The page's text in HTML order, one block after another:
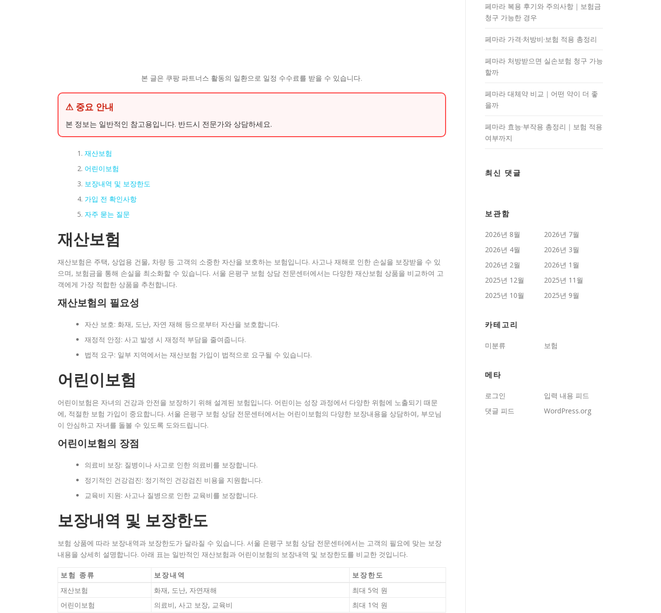
본 글은 쿠팡 파트너스 활동의 일환으로 일정 수수료를 받을 수 있습니다.
⚠ 중요 안내
본 정보는 일반적인 참고용입니다. 반드시 전문가와 상담하세요.
재산보험
어린이보험
보장내역 및 보장한도
가입 전 확인사항
자주 묻는 질문
재산보험
재산보험은 주택, 상업용 건물, 차량 등 고객의 소중한 자산을 보호하는 보험입니다. 사고나 재해로 인한 손실을 보장받을 수 있
으며, 보험금을 통해 손실을 최소화할 수 있습니다. 서울 은평구 보험 상담 전문센터에서는 다양한 재산보험 상품을 비교하여 고
객에게 가장 적합한 상품을 추천합니다.
재산보험의 필요성
자산 보호: 화재, 도난, 자연 재해 등으로부터 자산을 보호합니다.
재정적 안정: 사고 발생 시 재정적 부담을 줄여줍니다.
법적 요구: 일부 지역에서는 재산보험 가입이 법적으로 요구될 수 있습니다.
어린이보험
어린이보험은 자녀의 건강과 안전을 보장하기 위해 설계된 보험입니다. 어린이는 성장 과정에서 다양한 위험에 노출되기 때문
에, 적절한 보험 가입이 중요합니다. 서울 은평구 보험 상담 전문센터에서는 어린이보험의 다양한 보장내용을 상담하여, 부모님
이 안심하고 자녀를 돌볼 수 있도록 도와드립니다.
어린이보험의 장점
의료비 보장: 질병이나 사고로 인한 의료비를 보장합니다.
정기적인 건강검진: 정기적인 건강검진 비용을 지원합니다.
교육비 지원: 사고나 질병으로 인한 교육비를 보장합니다.
보장내역 및 보장한도
보험 상품에 따라 보장내역과 보장한도가 달라질 수 있습니다. 서울 은평구 보험 상담 전문센터에서는 고객의 필요에 맞는 보장
내용을 상세히 설명합니다. 아래 표는 일반적인 재산보험과 어린이보험의 보장내역 및 보장한도를 비교한 것입니다.
보험 종류 보장내역
보장한도
재산보험
화재, 도난, 자연재해
최대 5억 원
어린이보험
의료비, 사고 보장, 교육비 최대 1억 원
페마라 복용 후기와 주의사항｜보험금
청구 가능한 경우
페마라 가격·처방비·보험 적용 총정리
페마라 처방받으면 실손보험 청구 가능
할까
페마라 대체약 비교｜어떤 약이 더 좋
을까
페마라 효능·부작용 총정리｜보험 적용
여부까지
최신 댓글
보관함
2026년 8월
2026년 7월
2026년 4월
2026년 3월
2026년 2월
2026년 1월
2025년 12월
2025년 11월
2025년 10월
2025년 9월
카테고리
미분류 보험
메타
로그인
입력 내용 피드
댓글 피드
WordPress.org